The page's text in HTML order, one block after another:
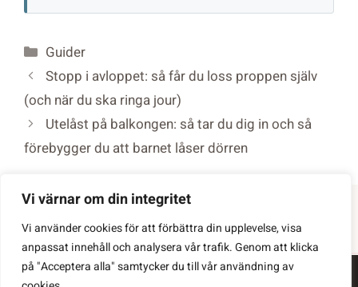
Vi värnar om din integritet
Vi använder cookies för att förbättra din upplevelse, visa
anpassat innehåll och analysera vår trafik. Genom att klicka
på "Acceptera alla" samtycker du till vår användning av
Kategorier
Guider
Stopp i avloppet: så får du loss proppen själv
(och när du ska ringa jour)
Utelåst på balkongen: så tar du dig in och så
förebygger du att barnet låser dörren